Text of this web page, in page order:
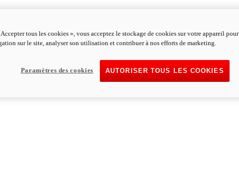
tous les cookies », vous acceptez le stockage de cookies sur votre appareil pour
sur le site, analyser son utilisation et contribuer à nos efforts de marketing.
AUTORISER TOUS LES COOKIES
Paramètres des cookies